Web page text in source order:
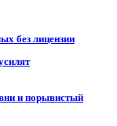
без лицензии
и порывистый